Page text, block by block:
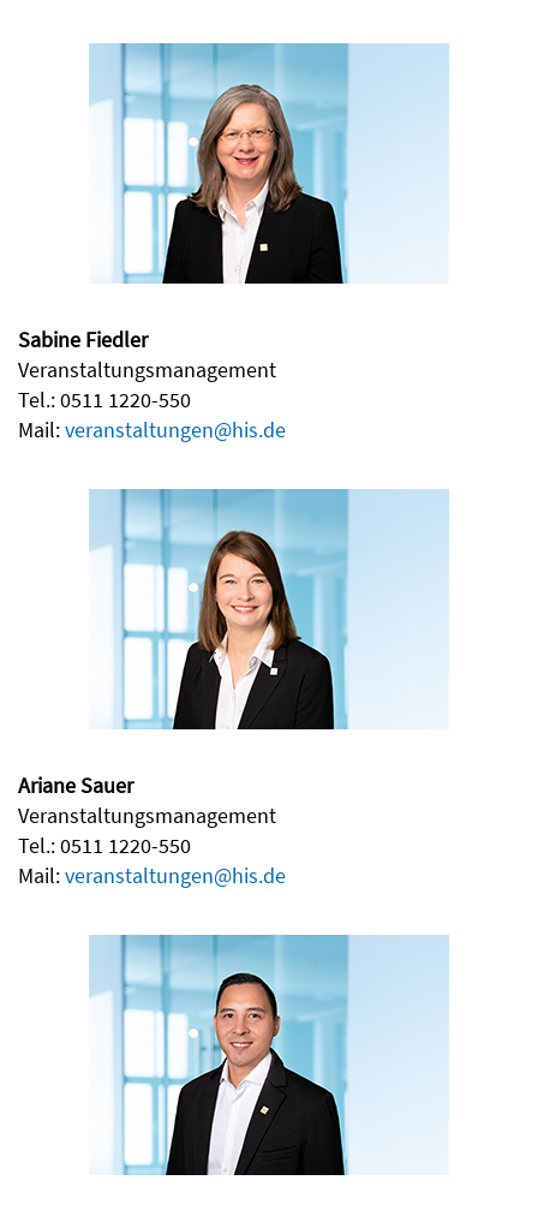
Sabine Fiedler
Veranstaltungsmanagement
Tel.: 0511 1220-550
Mail:veranstaltungen@his.de
Ariane Sauer
Veranstaltungsmanagement
Tel.: 0511 1220-550
Mail:veranstaltungen@his.de